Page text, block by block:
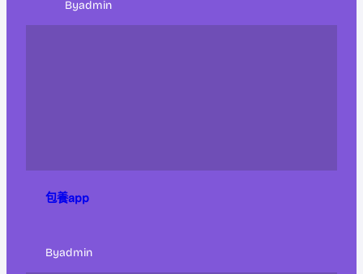
Byadmin
包養app
Byadmin